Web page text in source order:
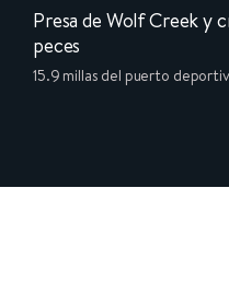
Presa de Wolf Creek y
peces
15.9 millas del puerto